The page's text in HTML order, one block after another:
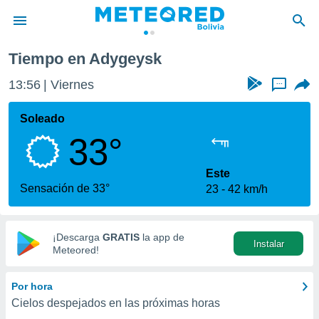
de
ha
calidad.
a este
las
y
digital
basada
Tiempo en Adygeysk
13:56 Viernes ...
Soleado
33°
Sensación de 33°
Este
23
42 km/h
¡Descarga GRATIS la app de
Meteored!
Instalar
Por hora
Cielos despejados en las próximas horas